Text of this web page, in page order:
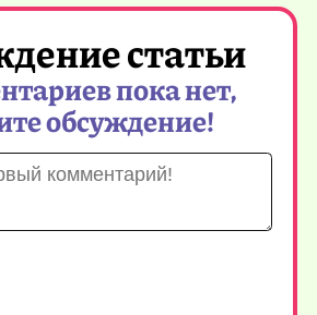
статьи
пока нет,
обсуждение!